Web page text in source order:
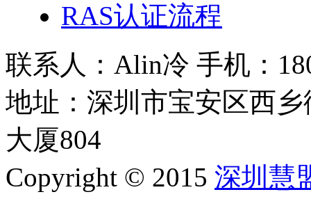
RAS认证流程
联系人：Alin冷 手机：
地址：深圳市宝安区西
大厦804
Copyright © 2015 深圳慧